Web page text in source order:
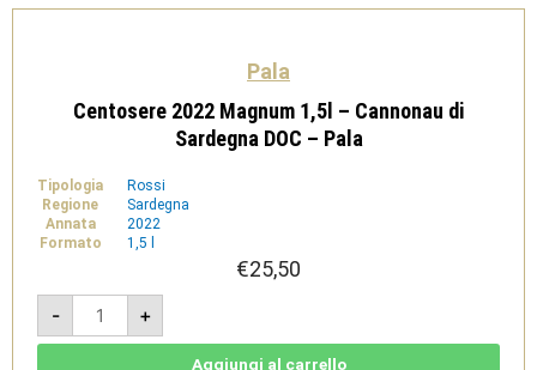
Pala
Pala
Centosere 2022 Magnum 1,5l – Cannonau di
Sardegna DOC – Pala
Tipologia
Rossi
Regione
Sardegna
Annata
2022
Formato
1,5 l
€25,50
-
Centosere
2022
Magnum
1,5l
+
Aggiungi al carrello